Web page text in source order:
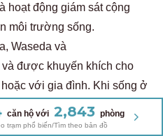
hoạt động giám sát cộng
môi trường sống.
Waseda và
được khuyến khích cho
với gia đình. Khi sống ở
của từng khu vực và chọn
là bước đầu tiên để có
căn hộ với 2,843 phòng
trạm phổ biến/Tìm theo bản đồ